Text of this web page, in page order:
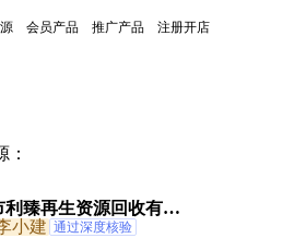
会员产品 推广产品 注册开店
利臻再生资源回收有限
小建 通过深度核验